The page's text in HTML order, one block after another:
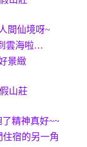
間仙境呀~
雲海啦…
景緻
精神真好~~
宿的另一角